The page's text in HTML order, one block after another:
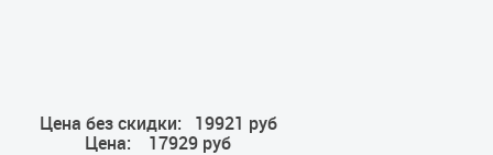
Цена без скидки:
19921 руб
Цена:
17929 руб